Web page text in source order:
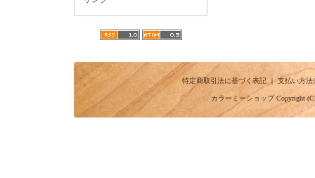
特定商取引法に基づく表記｜支払い方法
カラーミーショップCopyright